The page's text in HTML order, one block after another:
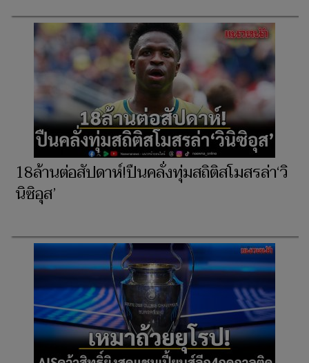
18ล้านต่อสัปดาห์!ปืนคลั่งทุ่มสถิติสโมสรล่า‘วิ
นิซิอุส’